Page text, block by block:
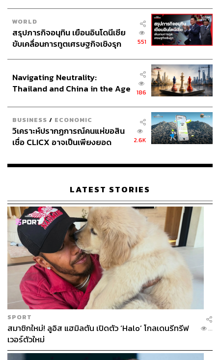
WORLD
สรุปภารกิจอนุทิน เยือนอินโดนีเซีย
ขับเคลื่อนการทูตเศรษฐกิจเชิงรุก
551
Navigating Neutrality:
Thailand and China in the Age
186
BUSINESS / ECONOMIC
วิเคราะห์ปรากฏการณ์คนแห่ขอสิน
เชื่อ CLICX อาจเป็นเพียงยอด
เรือนไทยที่ถูกซุกไว้
2.6K
LATEST STORIES
SPORT
สมาชิกใหม่! ลูอิส แฮมิลตัน เปิดตัว ‘Halo’ โกลเดนรีทรีฟ
เวอร์ตัวใหม่
...